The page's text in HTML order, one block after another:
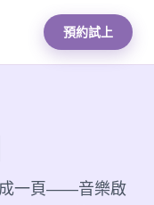
預約試上
一頁——音樂啟